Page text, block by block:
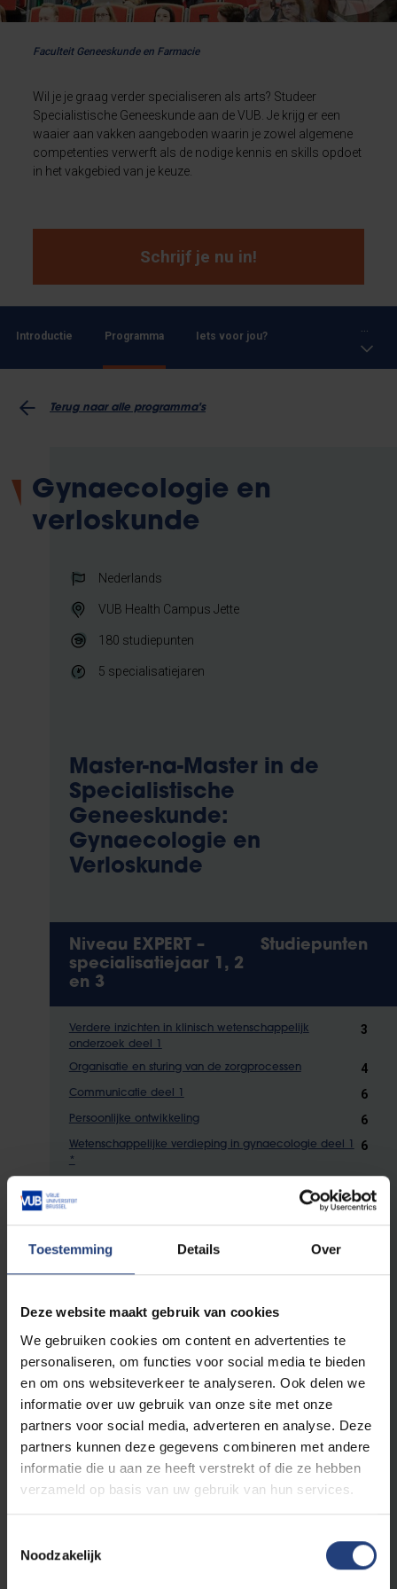
Toestemming Details Over
Deze website maakt gebruik van cookies
We gebruiken cookies om content en advertenties te
personaliseren, om functies voor social media te bieden
en om ons websiteverkeer te analyseren. Ook delen we
informatie over uw gebruik van onze site met onze
partners voor social media, adverteren en analyse. Deze
partners kunnen deze gegevens combineren met andere
informatie die u aan ze heeft verstrekt of die ze hebben
verzameld op basis van uw gebruik van hun services.
Noodzakelijk
Faculteit Geneeskunde en Farmacie
Wil je je graag verder specialiseren als arts? Studeer
Specialistische Geneeskunde aan de VUB. Je krijg er een
waaier aan vakken aangeboden waarin je zowel algemene
competenties verwerft als de nodige kennis en skills opdoet
in het vakgebied van je keuze.
Schrijf je nu in!
Introductie Programma Iets voor jou?
Terug naar alle programma's
Gynaecologie en
verloskunde
Nederlands
VUB Health Campus Jette
180 studiepunten
5 specialisatiejaren
Master-na-Master in de
Specialistische
Geneeskunde:
Gynaecologie en
Verloskunde
Niveau EXPERT –
specialisatiejaar 1, 2
en 3
Studiepunten
Verdere inzichten in klinisch wetenschappelijk
onderzoek deel 1
3
Organisatie en sturing van de zorgprocessen 4
Communicatie deel 1 6
Persoonlijke ontwikkeling 6
Wetenschappelijke verdieping in gynaecologie deel 1
*
6
1 *
Vaardigheden in gynecologie deel 1 * 10
Aanvullingen in Gynecologie deel 1 *
Capita Selecta * 12
* Inschrijven in specialisatiejaar 3
Met de bovenstaande vakken met een * start je
al in het eerste specialisatiejaar, maar je schrijft
je er pas in het derde specialisatiejaar officieel
voor in (op het einde van het niveau Expert).